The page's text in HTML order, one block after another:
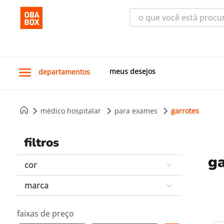
o que você está
departamentos meus desejos
médico hospitalar para exames garrotes
filtros
cor
Rosa
ROSA CLARO
Azul
marca
faixas de preço